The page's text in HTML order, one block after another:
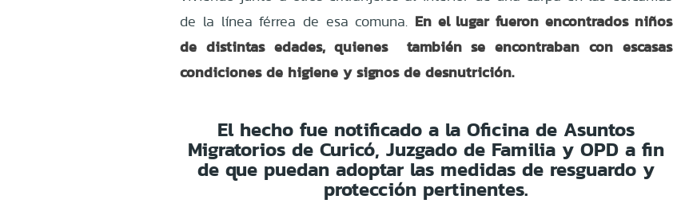
de la línea férrea de esa comuna. En el lugar fueron encontrados niños
de distintas edades, quienes también se encontraban con escasas
condiciones de higiene y signos de desnutrición.
El hecho fue notificado a la Oficina de Asuntos
Migratorios de Curicó, Juzgado de Familia y OPD a fin
de que puedan adoptar las medidas de resguardo y
protección pertinentes.